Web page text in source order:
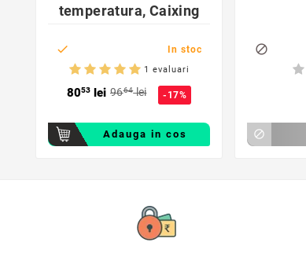
temperatura, Caixing
 In stoc
1 evaluari
8053lei 9664lei -17%
Adauga in cos

